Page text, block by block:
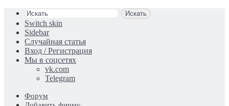
Искать
Switch skin
Sidebar
Случайная статья
Вход / Регистрация
Мы в соцсетях
vk.com
Telegram
Форум